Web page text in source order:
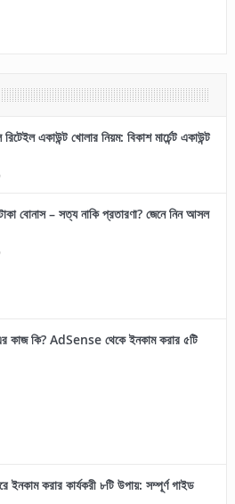
রিটেইল একাউন্ট খোলার নিয়ম: বিকাশ মার্চেন্ট একাউন্ট
বোনাস – সত্য নাকি প্রতারণা? জেনে নিন আসল
কাজ কি? AdSense থেকে ইনকাম করার ৫টি
ইনকাম করার কার্যকরী ৮টি উপায়: সম্পূর্ণ গাইড